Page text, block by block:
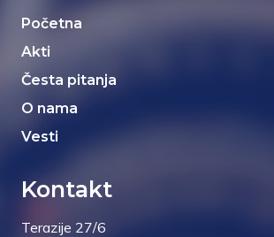
Početna
Akti
Česta pitanja
O nama
Vesti
Kontakt
Terazije 27/6